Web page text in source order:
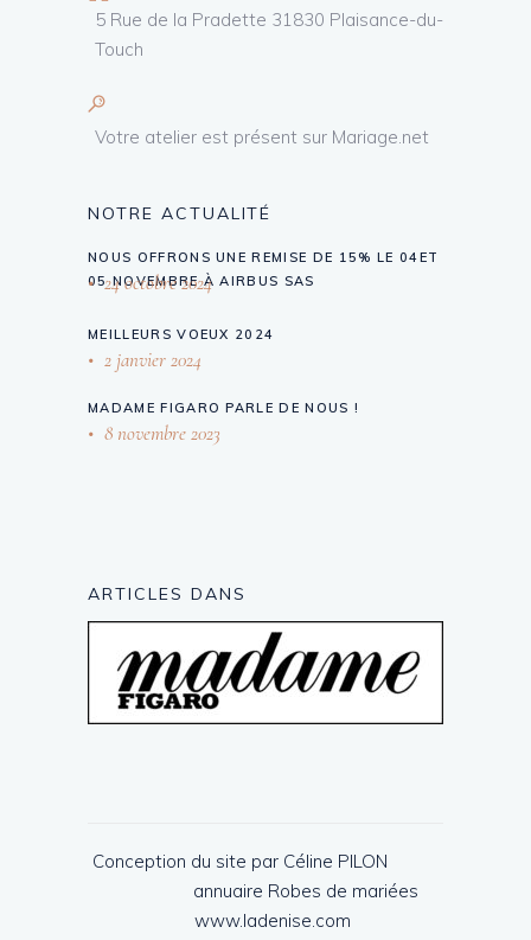
5 Rue de la Pradette 31830 Plaisance-du-
Touch
Votre atelier est présent sur Mariage.net
NOTRE ACTUALITÉ
NOUS OFFRONS UNE REMISE DE 15% LE 04ET
05 NOVEMBRE À AIRBUS SAS
24 octobre 2024
MEILLEURS VOEUX 2024
2 janvier 2024
MADAME FIGARO PARLE DE NOUS !
8 novembre 2023
ARTICLES DANS
Conception du site par Céline PILON
annuaire Robes de mariées
www.ladenise.com